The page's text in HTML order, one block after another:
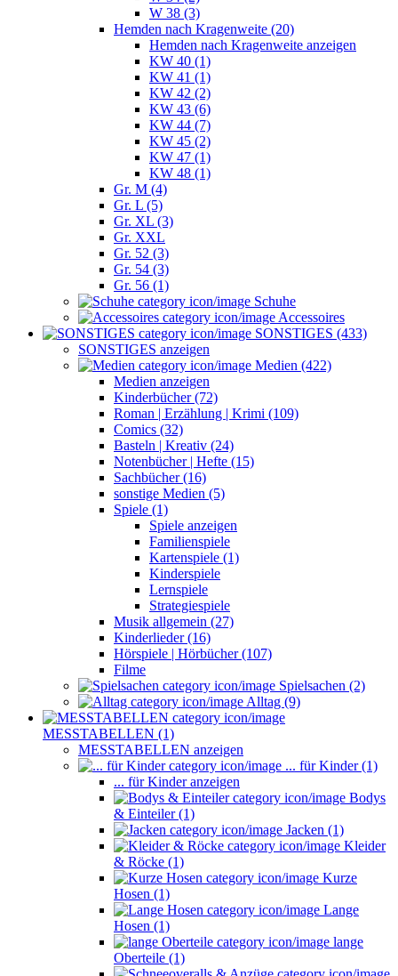
W 38 (3)
Hemden nach Kragenweite (20)
Hemden nach Kragenweite anzeigen
KW 40 (1)
KW 41 (1)
KW 42 (2)
KW 43 (6)
KW 44 (7)
KW 45 (2)
KW 47 (1)
KW 48 (1)
Gr. M (4)
Gr. L (5)
Gr. XL (3)
Gr. XXL
Gr. 52 (3)
Gr. 54 (3)
Gr. 56 (1)
Schuhe
Accessoires
SONSTIGES (433)
SONSTIGES anzeigen
Medien (422)
Medien anzeigen
Kinderbücher (72)
Roman | Erzählung | Krimi (109)
Comics (32)
Basteln | Kreativ (24)
Notenbücher | Hefte (15)
Sachbücher (16)
sonstige Medien (5)
Spiele (1)
Spiele anzeigen
Familienspiele
Kartenspiele (1)
Kinderspiele
Lernspiele
Strategiespiele
Musik allgemein (27)
Kinderlieder (16)
Hörspiele | Hörbücher (107)
Filme
Spielsachen (2)
Alltag (9)
MESSTABELLEN (1)
MESSTABELLEN anzeigen
... für Kinder (1)
... für Kinder anzeigen
Bodys
& Einteiler (1)
Jacken (1)
Kleider
& Röcke (1)
Kurze
Hosen (1)
Lange
Hosen (1)
lange
Oberteile (1)